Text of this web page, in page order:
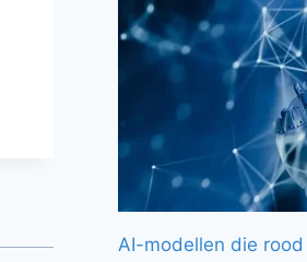
AI-modellen die